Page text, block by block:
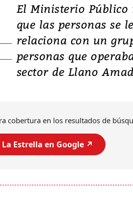
El Ministerio
que las personas se
relaciona con un
personas que
sector de Llano
cobertura en los resultados de
Estrella en Google ↗️
Video, Japón:
deja heridos
daños en
al sur de Japón,